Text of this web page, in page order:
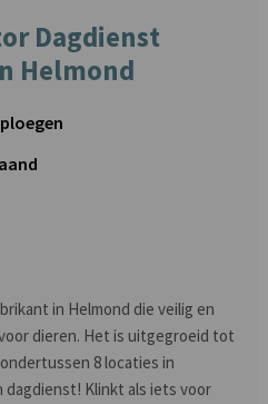
Dagdienst
Helmond
in Helmond die veilig en
dieren. Het is uitgegroeid tot
8 locaties in
dagdienst! Klinkt als iets voor